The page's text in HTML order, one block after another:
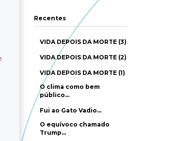
Recentes
VIDA DEPOIS DA MORTE (3)
VIDA DEPOIS DA MORTE (2)
VIDA DEPOIS DA MORTE (1)
O clima como bem
público…
Fui ao Gato Vadio…
O equívoco chamado
Trump…